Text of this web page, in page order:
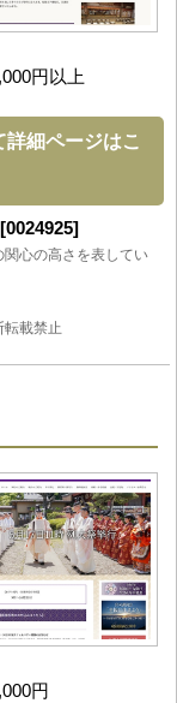
円以上
細ページはこ
心の高さを表してい
載禁止
円